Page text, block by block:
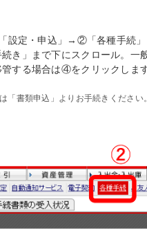
定・申込」→②「各種手続」
き」まで下にスクロール。一
する場合は④をクリックします
「書類申込」よりお手続きください。